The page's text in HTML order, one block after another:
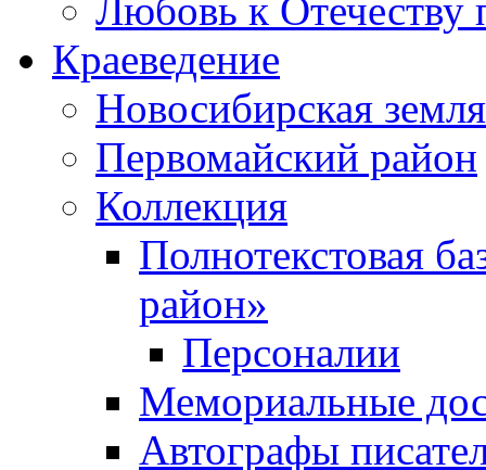
Любовь к Отечеству
Краеведение
Новосибирская земля
Первомайский район
Коллекция
Полнотекстовая
район»
Персоналии
Мемориальные
Автографы